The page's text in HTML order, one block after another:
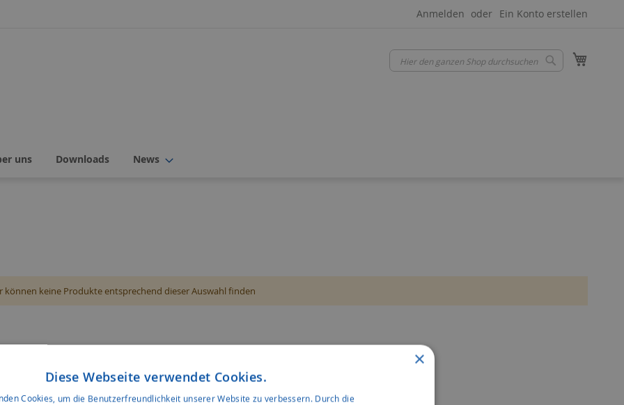
Anmelden Ein Konto erstellen
Suche
uns Downloads News
können keine Produkte entsprechend dieser Auswahl finden
×
Diese Webseite verwendet Cookies.
Cookies, um die Benutzerfreundlichkeit unserer Website zu verbessern. Durch die